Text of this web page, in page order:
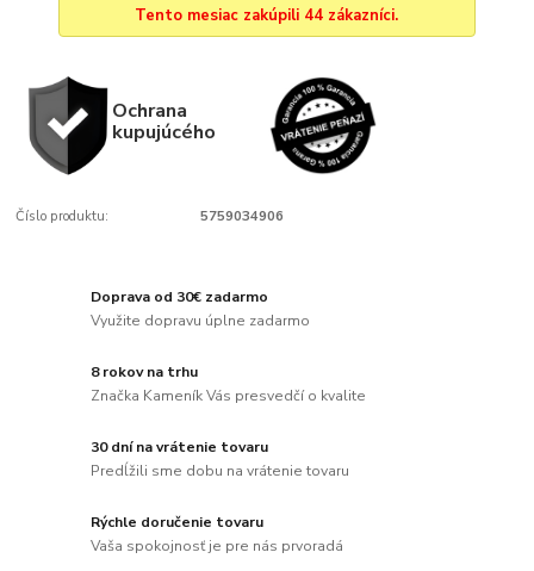
Tento mesiac zakúpili 44 zákazníci.
Ochrana
kupujúcého
Číslo produktu: 5759034906
Doprava od 30€ zadarmo
Využite dopravu úplne zadarmo
8 rokov na trhu
Značka Kameník Vás presvedčí o kvalite
30 dní na vrátenie tovaru
Predĺžili sme dobu na vrátenie tovaru
Rýchle doručenie tovaru
Vaša spokojnosť je pre nás prvoradá